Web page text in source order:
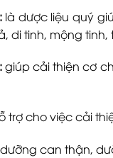
là dược liệu quý
di tinh, mộng
giúp cải thiện cơ
trợ cho việc cải
can thận,